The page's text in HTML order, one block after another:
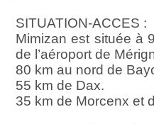
SITUATION-ACCES :
Mimizan est située à
de l’aéroport de
80 km au nord de
55 km de Dax.
35 km de Morcenx et